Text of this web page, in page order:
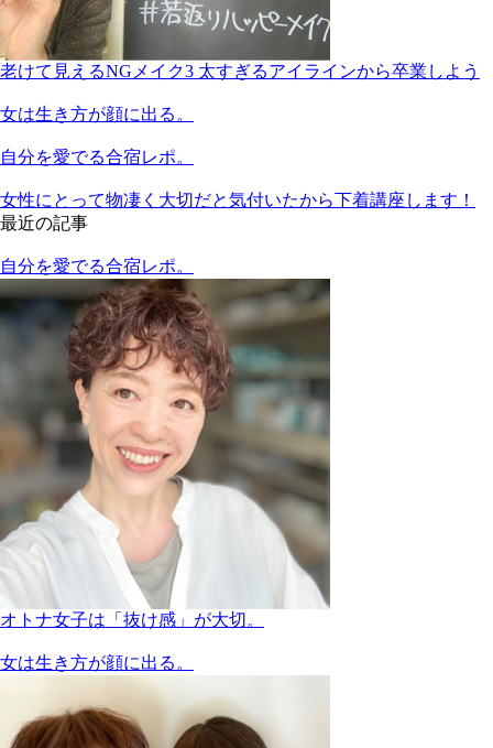
老けて見えるNGメイク3 太すぎるアイラインから卒業しよう
女は生き方が顔に出る。
自分を愛でる合宿レポ。
女性にとって物凄く大切だと気付いたから下着講座します！
最近の記事
自分を愛でる合宿レポ。
オトナ女子は「抜け感」が大切。
女は生き方が顔に出る。